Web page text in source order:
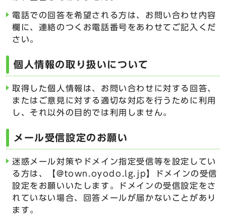
電話での回答を希望される方は、お問い合わせ内容
欄に、連絡のつくお電話番号をあわせてご記入くだ
さい。
個人情報の取り扱いについて
取得した個人情報は、お問い合わせに対する回答、
またはご意見に対する適切な対応を行うために利用
し、それ以外の目的では利用しません。
メール受信設定のお願い
迷惑メール対策やドメイン指定受信等を設定してい
る方は、【@town.oyodo.lg.jp】ドメインの受信
設定をお願いいたします。ドメインの受信設定をさ
れていない場合、回答メールが届かないことがあり
ます。